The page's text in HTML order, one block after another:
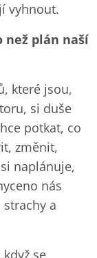
vyhnout.
než plán naší
které jsou,
si duše
potkat, co
změnit,
naplánuje,
nás
a
se